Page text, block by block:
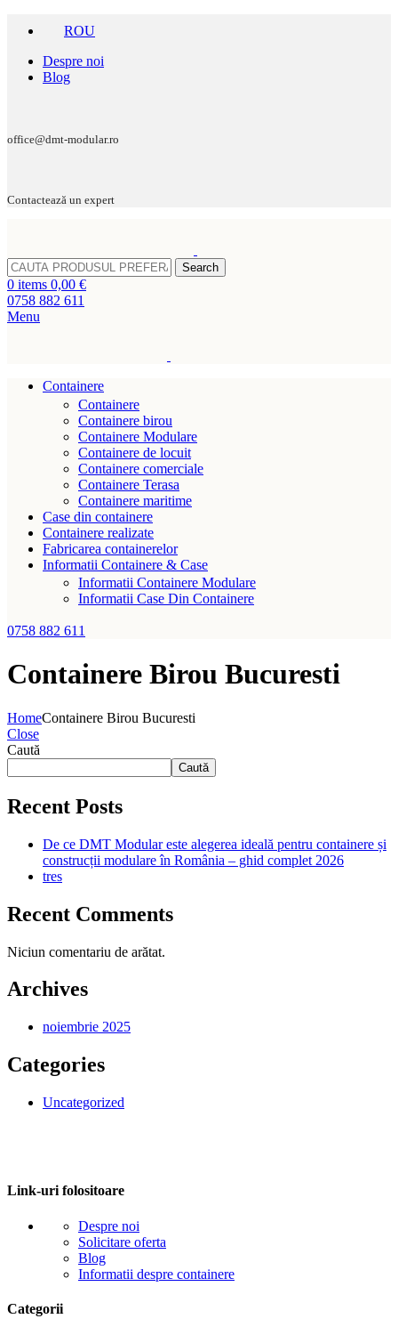
ROU
Despre noi
Blog
office@dmt-modular.ro
Contactează un expert
Search
0 items 0,00 €
0758 882 611
Menu
Containere
Containere
Containere birou
Containere Modulare
Containere de locuit
Containere comerciale
Containere Terasa
Containere maritime
Case din containere
Containere realizate
Fabricarea containerelor
Informatii Containere & Case
Informatii Containere Modulare
Informatii Case Din Containere
0758 882 611
Containere Birou Bucuresti
HomeContainere Birou Bucuresti
Close
Caută
Caută
Recent Posts
De ce DMT Modular este alegerea ideală pentru containere și
construcții modulare în România – ghid complet 2026
tres
Recent Comments
Niciun comentariu de arătat.
Archives
noiembrie 2025
Categories
Uncategorized
Link-uri folositoare
Despre noi
Solicitare oferta
Blog
Informatii despre containere
Categorii